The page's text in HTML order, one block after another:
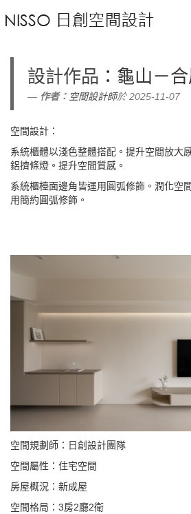
設計作品 ：龜山－
作者： 空間設計師於 2025-11-07
空間設計：
系統櫃體以淺色整體搭配。提升空間放大
鋁擠條燈。提升空間質感。
系統櫃檯面邊角皆運用圓弧修飾。潤化空
用簡約圓弧修飾。
空間規劃師： 日創 設計團隊
空間屬性：住宅空間
房屋概況：新成屋
空間格局：3房2廳2衛